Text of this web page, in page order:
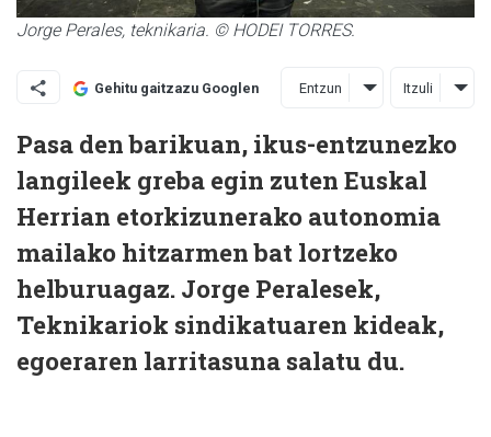
Jorge Perales, teknikaria. © HODEI TORRES.
Gehitu gaitzazu Googlen Entzun Itzuli
Pasa den barikuan, ikus-entzunezko
langileek greba egin zuten Euskal
Herrian etorkizunerako autonomia
mailako hitzarmen bat lortzeko
helburuagaz. Jorge Peralesek,
Teknikariok sindikatuaren kideak,
egoeraren larritasuna salatu du.